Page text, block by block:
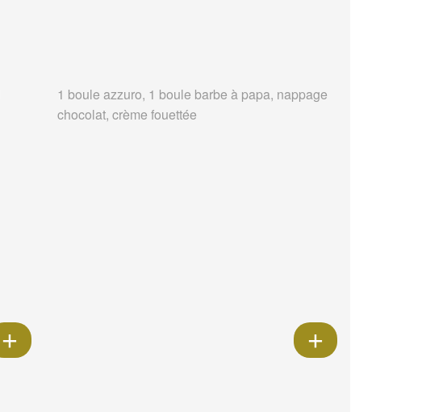
1 boule azzuro, 1 boule barbe à papa, nappage
chocolat, crème fouettée